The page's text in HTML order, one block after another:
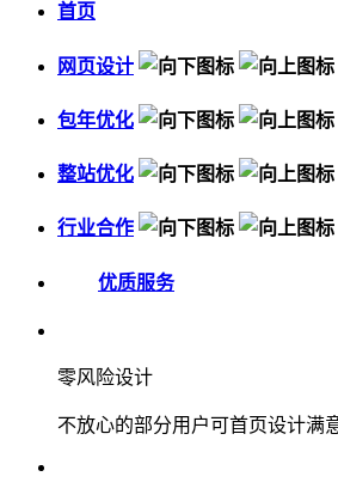
首页
网页设计
包年优化
整站优化
行业合作
优质服务
零风险设计
不放心的部分用户可首页设计满